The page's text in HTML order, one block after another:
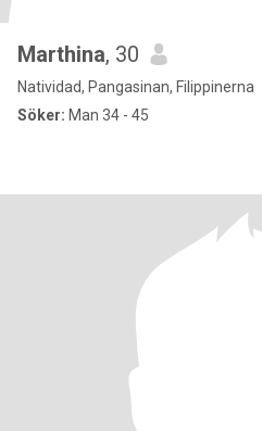
Marthina, 30
Natividad, Pangasinan, Filippinerna
Söker: Man 34 - 45